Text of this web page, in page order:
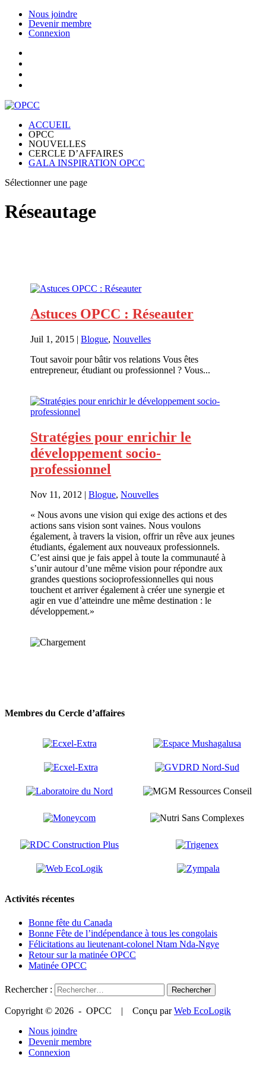
Nous joindre
Devenir membre
Connexion
ACCUEIL
OPCC
NOUVELLES
CERCLE D’AFFAIRES
GALA INSPIRATION OPCC
Sélectionner une page
Réseautage
Astuces OPCC : Réseauter
Juil 1, 2015 |Blogue,Nouvelles
Tout savoir pour bâtir vos relations Vous êtes
entrepreneur, étudiant ou professionnel ? Vous...
Stratégies pour enrichir le
développement socio-
professionnel
Nov 11, 2012 |Blogue,Nouvelles
« Nous avons une vision qui exige des actions et des
actions sans vision sont vaines. Nous voulons
également, à travers la vision, offrir un rêve aux jeunes
étudiants, également aux nouveaux professionnels.
C’est ainsi que je fais appel à toute la communauté à
s’unir autour d’une même vision pour répondre aux
grandes questions socioprofessionnelles qui nous
touchent et arriver également à créer une synergie et
agir en vue d’atteindre une même destination : le
développement.»
Membres du Cercle d’affaires
Activités récentes
Bonne fête du Canada
Bonne Fête de l’indépendance à tous les congolais
Félicitations au lieutenant-colonel Ntam Nda-Ngye
Retour sur la matinée OPCC
Matinée OPCC
Rechercher :
Copyright © 2026 - OPCC | Conçu parWeb EcoLogik
Nous joindre
Devenir membre
Connexion